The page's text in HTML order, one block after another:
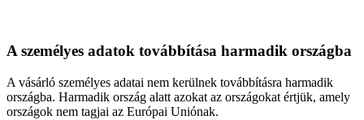
A személyes adatok továbbítása harmadik országba
A vásárló személyes adatai nem kerülnek továbbításra harmadik
országba. Harmadik ország alatt azokat az országokat értjük, amely
országok nem tagjai az Európai Uniónak.